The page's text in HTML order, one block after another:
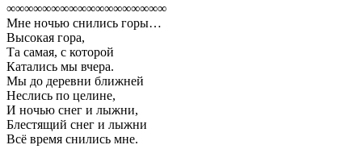
∞∞∞∞∞∞∞∞∞∞∞∞∞∞∞∞∞∞
Мне ночью снились горы…
Высокая гора,
Та самая, с которой
Катались мы вчера.
Мы до деревни ближней
Неслись по целине,
И ночью снег и лыжни,
Блестящий снег и лыжни
Всё время снились мне.